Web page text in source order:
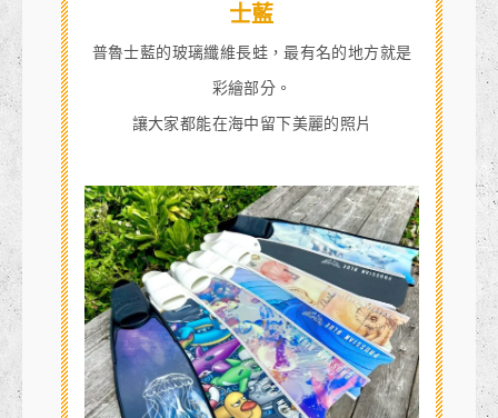
士藍
普魯士藍的玻璃纖維長蛙，最有名的地方就是
彩繪部分。
讓大家都能在海中留下美麗的照片